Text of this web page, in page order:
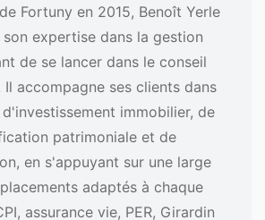
Fortuny en 2015, Benoît Yerle
expertise dans la gestion
de se lancer dans le conseil
Il accompagne ses clients dans
immobilier, de
patrimoniale et de
en s'appuyant sur une large
adaptés à chaque
assurance vie, PER, Girardin